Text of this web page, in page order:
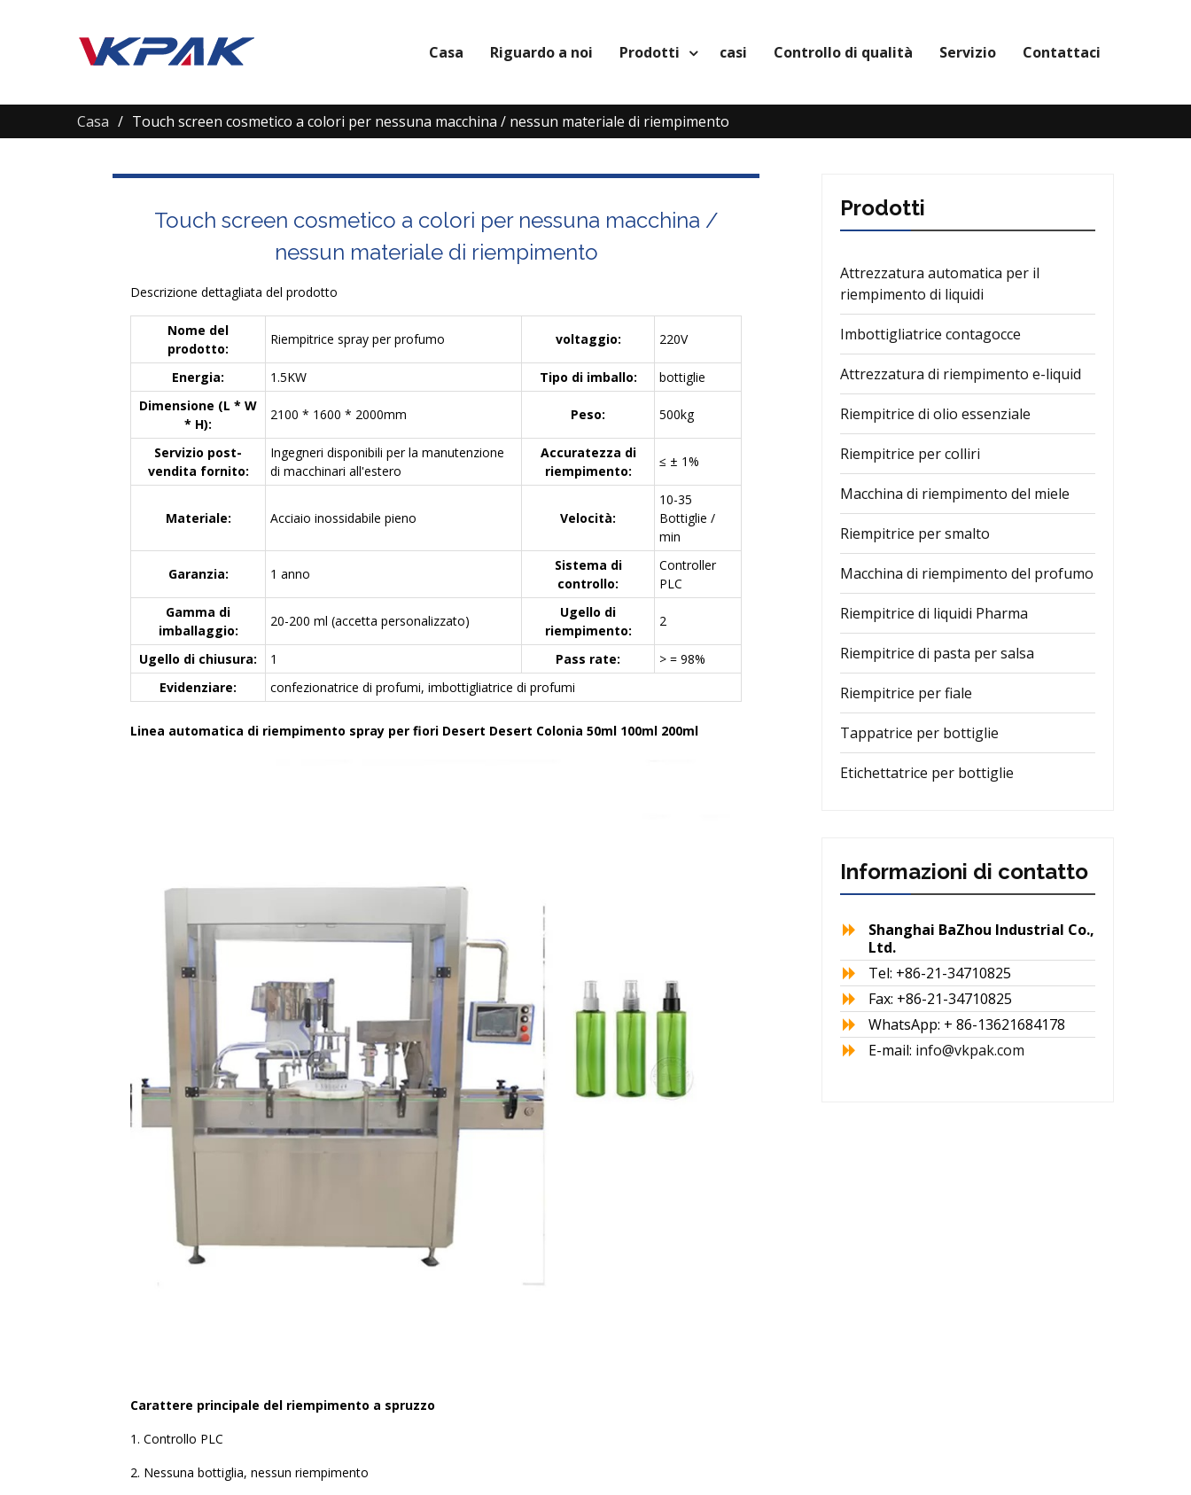
Casa Riguardo a noi Prodotti casi Controllo di qualità Servizio Contattaci
Casa Touch screen cosmetico a colori per nessuna macchina / nessun materiale di riempimento
Touch screen cosmetico a colori per nessuna macchina /
nessun materiale di riempimento
Descrizione dettagliata del prodotto
Nome del
prodotto:
Riempitrice spray per profumo voltaggio: 220V
Energia: 1.5KW Tipo di imballo:
bottiglie
Dimensione (L * W
* H):
2100 * 1600 * 2000mm Peso: 500kg
Servizio post-
vendita fornito:
Ingegneri disponibili per la manutenzione
di macchinari all'estero
Accuratezza di
riempimento:
≤ ± 1%
Materiale: Acciaio inossidabile pieno Velocità:
10-35
Bottiglie /
min
Garanzia: 1 anno
Sistema di
controllo:
Controller
PLC
Gamma di
imballaggio:
20-200 ml (accetta personalizzato)
Ugello di
riempimento:
2
Ugello di chiusura: 1 Pass rate:
> = 98%
Evidenziare:
confezionatrice di profumi, imbottigliatrice di profumi
Linea automatica di riempimento spray per fiori Desert Desert Colonia 50ml 100ml 200ml
Carattere principale del riempimento a spruzzo
1. Controllo PLC
2. Nessuna bottiglia, nessun riempimento
Prodotti
Attrezzatura automatica per il
riempimento di liquidi
Imbottigliatrice contagocce
Attrezzatura di riempimento e-liquid
Riempitrice di olio essenziale
Riempitrice per colliri
Macchina di riempimento del miele
Riempitrice per smalto
Macchina di riempimento del profumo
Riempitrice di liquidi Pharma
Riempitrice di pasta per salsa
Riempitrice per fiale
Tappatrice per bottiglie
Etichettatrice per bottiglie
Informazioni di contatto
Shanghai BaZhou Industrial Co.,
Ltd.
Tel: +86-21-34710825
Fax: +86-21-34710825
WhatsApp: + 86-13621684178
E-mail: info@vkpak.com